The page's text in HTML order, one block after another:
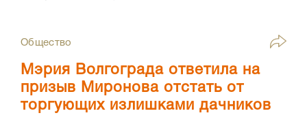
Общество
Мэрия Волгограда ответила на
призыв Миронова отстать от
торгующих излишками дачников